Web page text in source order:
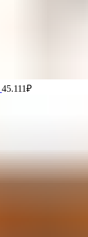
45.111₽